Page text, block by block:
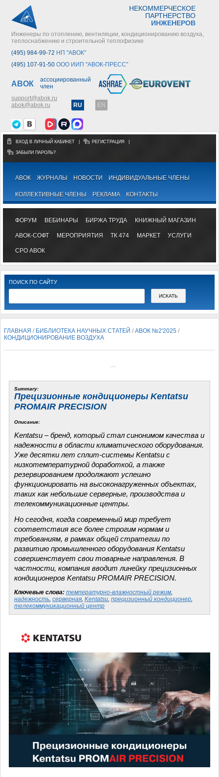
НЕКОММЕРЧЕСКОЕ
ПАРТНЕРСТВО
ИНЖЕНЕРОВ
Инженеры по отоплению, вентиляции, кондиционированию воздуха,
теплоснабжению и строительной теплофизике
(495) 984-99-72 НП "АВОК"
(495) 107-91-50 ООО ИИП "АВОК-ПРЕСС"
АВОК
ассоциированный
член
support@abok.ru
abok@abok.ru
RU EN
ВХОД В ЛИЧНЫЙ КАБИНЕТ РЕГИСТРАЦИЯ
ЗАБЫЛИ ПАРОЛЬ?
АВОК ЖУРНАЛЫ НОВОСТИ ИНДИВИДУАЛЬНЫЕ ЧЛЕНЫ
КОЛЛЕКТИВНЫЕ ЧЛЕНЫ РЕКЛАМА КОНТАКТЫ
ФОРУМ ВЕБИНАРЫ БИРЖА ТРУДА КНИЖНЫЙ МАГАЗИН
АВОК-СОФТ МЕРОПРИЯТИЯ ТК 474 МАРКЕТ УСЛУГИ
СРО АВОК
ПОИСК ПО САЙТУ
ГЛАВНАЯ / БИБЛИОТЕКА НАУЧНЫХ СТАТЕЙ /АВОК №2'2025 /
КОНДИЦИОНИРОВАНИЕ ВОЗДУХА
Summary:
Прецизионные кондиционеры Kentatsu
PROMAIR PRECISION
Описание:
Kentatsu – бренд, который стал синонимом качества и
надежности в области климатического оборудования.
Уже десятки лет сплит-системы Kentatsu с
низкотемпературной доработкой, а также
резервированием продолжают успешно
функционировать на высоконагруженных объектах,
таких как небольшие серверные, производства и
телекоммуникационные центры.
Но сегодня, когда современный мир требует
соответствия все более строгим нормам и
требованиям, в рамках общей стратегии по
развитию промышленного оборудования Kentatsu
совершенствует свои товарные направления. В
частности, компания вводит линейку прецизионных
кондиционеров Kentatsu PROMAIR PRECISION.
Ключевые слова: температурно-влажностный режим,
надежность, серверная, Kentatsu, прецизионный кондиционер,
телекоммуникационный центр